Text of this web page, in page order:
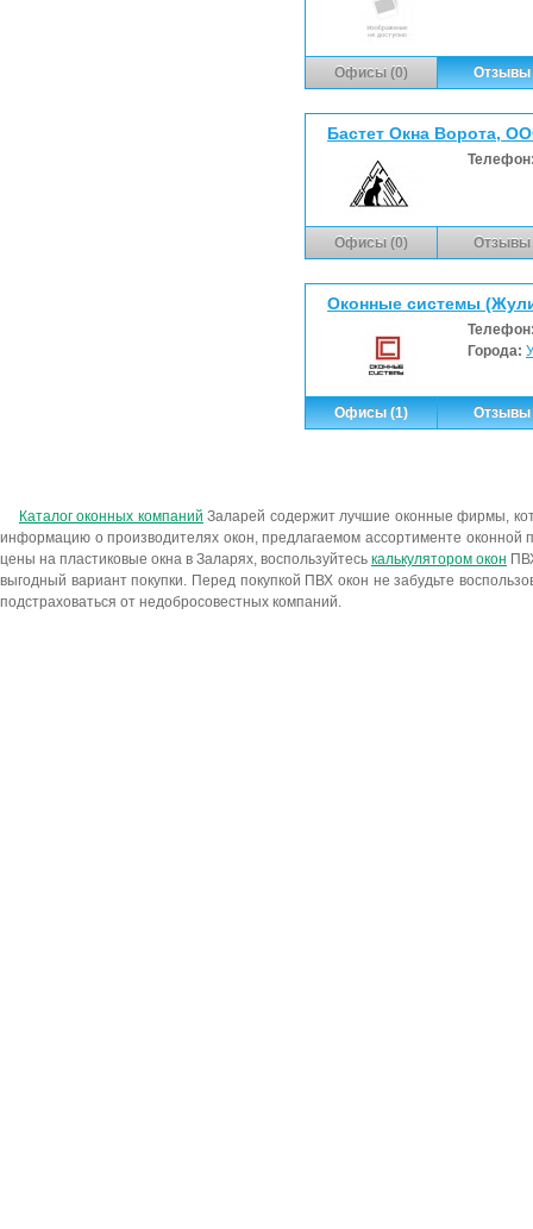
Офисы (0) Отзывы
Бастет Окна Ворота,
Офисы (0) Отзывы
Оконные системы
Города:
Офисы (1) Отзывы
Каталог оконных компаний Заларей содержит лучшие оконные фирмы,
информацию о производителях окон, предлагаемом ассортименте
цены на пластиковые окна в Заларях, воспользуйтесь калькулятором окон
выгодный вариант покупки. Перед покупкой ПВХ окон не забудьте
подстраховаться от недобросовестных компаний.